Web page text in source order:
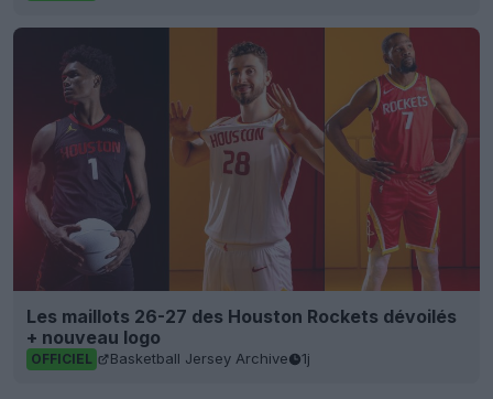
Les maillots 26-27 des Houston Rockets dévoilés
+ nouveau logo
OFFICIEL Basketball Jersey Archive 1j